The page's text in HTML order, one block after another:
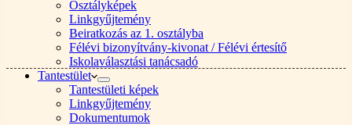
Osztályképek
Linkgyűjtemény
Beiratkozás az 1. osztályba
Félévi bizonyítvány-kivonat / Félévi értesítő
Iskolaválasztási tanácsadó
Tantestület
Tantestületi képek
Linkgyűjtemény
Dokumentumok